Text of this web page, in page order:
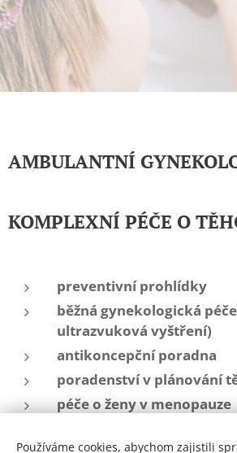
AMBULANTNÍ
KOMPLEXNÍ PÉČE O
preventivní prohlídky
běžná gynekologická
ultrazvuková vyštření)
antikoncepční poradna
poradenství v plánování
péče o ženy v menopauze
Používáme cookies, abychom zajistili